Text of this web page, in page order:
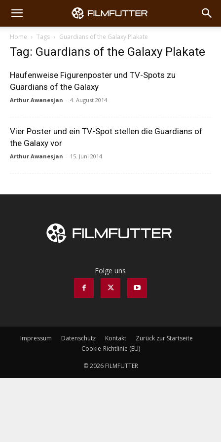
Home Tags Guardians of the Galaxy Plakate
Tag: Guardians of the Galaxy Plakate
Haufenweise Figurenposter und TV-Spots zu
Guardians of the Galaxy
Arthur Awanesjan - 4. August 2014
Vier Poster und ein TV-Spot stellen die Guardians of
the Galaxy vor
Arthur Awanesjan - 15. Juni 2014
Folge uns
Impressum Datenschutz Kontakt
Zurück zur Startseite
Cookie-Richtlinie (EU)
© 2026 FILMFUTTER